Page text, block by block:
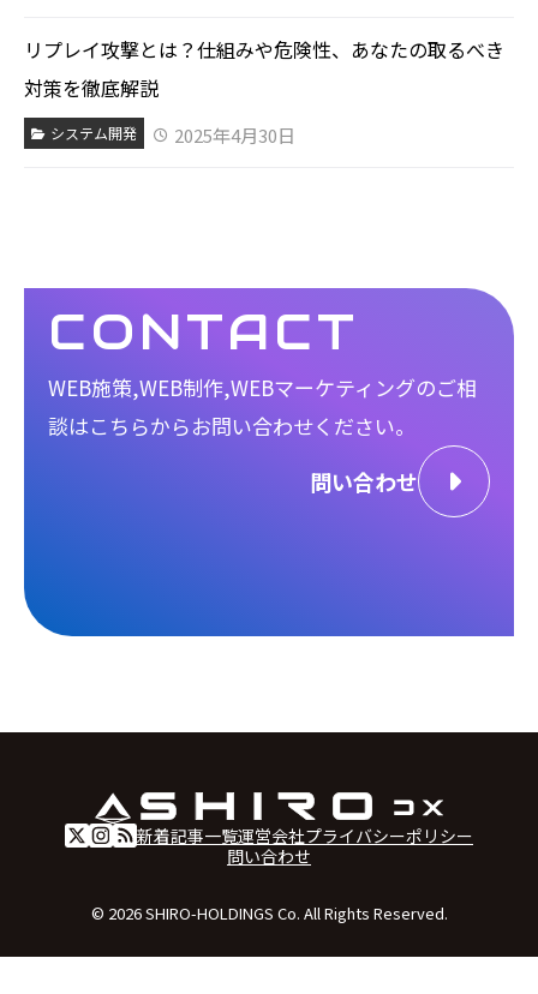
リプレイ攻撃とは？仕組みや危険性、あなたの取るべき
対策を徹底解説
システム開発 2025年4月30日
CONTACT
WEB施策,WEB制作,WEBマーケティングのご相
談はこちらからお問い合わせください。
問い合わせ
新着記事一覧運営会社プライバシーポリシー
問い合わせ
© 2026 SHIRO-HOLDINGS Co. All Rights Reserved.